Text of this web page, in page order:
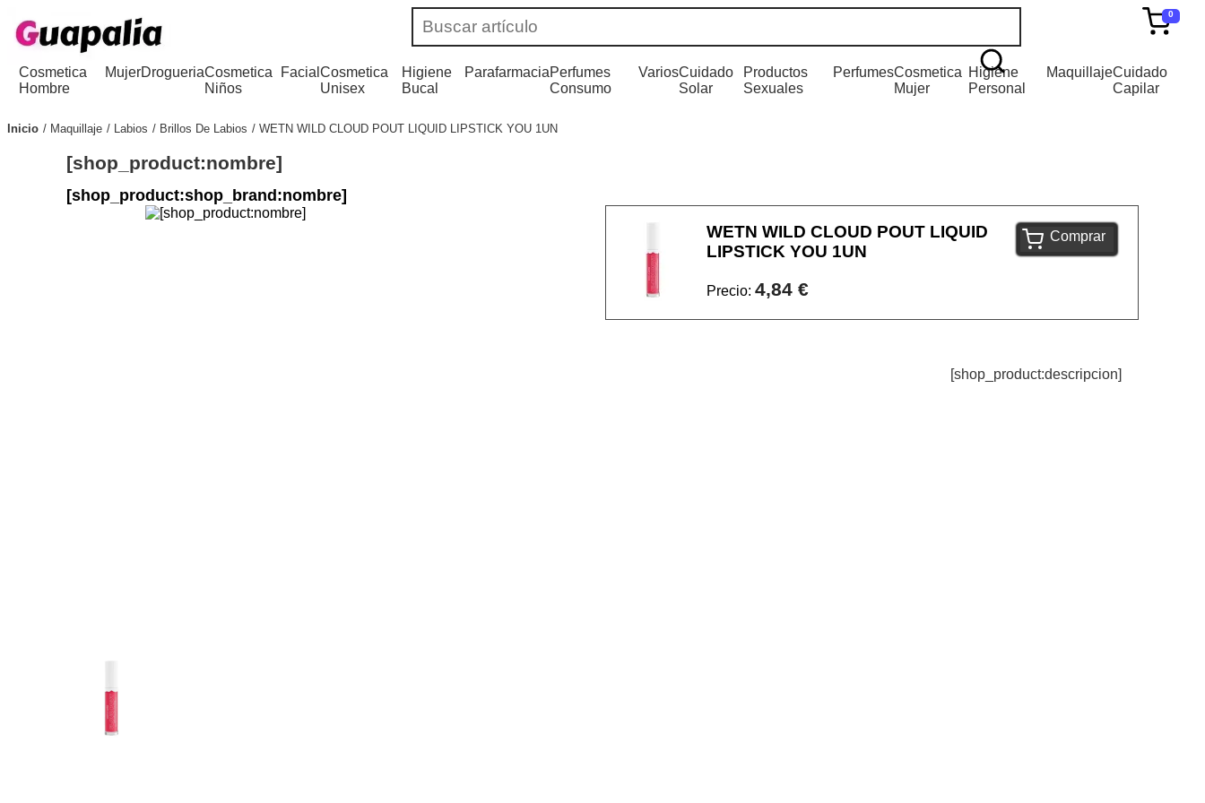
0
Cosmetica
Hombre
MujerDrogueriaCosmetica
Niños
FacialCosmetica
Unisex
Higiene
Bucal
ParafarmaciaPerfumes
Consumo
VariosCuidado
Solar
Productos
Sexuales
PerfumesCosmetica
Mujer
Higiene
Personal
MaquillajeCuidado
Capilar
Inicio Maquillaje Labios Brillos De Labios WETN WILD CLOUD POUT LIQUID LIPSTICK YOU 1UN
[shop_product:nombre]
[shop_product:shop_brand:nombre]
WETN WILD CLOUD POUT LIQUID
LIPSTICK YOU 1UN
Precio: 4,84 €
Comprar
[shop_product:descripcion]